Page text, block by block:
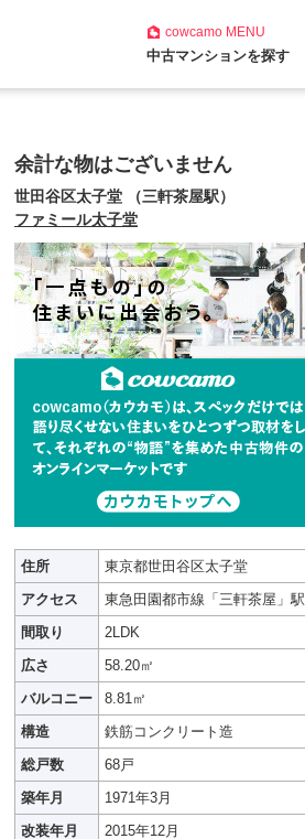
cowcamoMENU
中古マンションを探す
余計な物はございません
世田谷区太子堂 （三軒茶屋駅）
ファミール太子堂
住所
東京都世田谷区太子堂
アクセス
東急田園都市線「三軒茶屋」駅
間取り
2LDK
広さ
58.20㎡
バルコニー
8.81㎡
構造
鉄筋コンクリート造
総戸数
68戸
築年月
1971年3月
改装年月
2015年12月